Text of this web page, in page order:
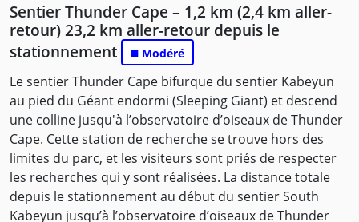
Sentier Thunder Cape – 1,2 km (2,4 km aller-
retour) 23,2 km aller-retour depuis le
stationnement
■ Modéré
Le sentier Thunder Cape bifurque du sentier Kabeyun
au pied du Géant endormi (Sleeping Giant) et descend
une colline jusqu'à l’observatoire d’oiseaux de Thunder
Cape. Cette station de recherche se trouve hors des
limites du parc, et les visiteurs sont priés de respecter
les recherches qui y sont réalisées. La distance totale
depuis le stationnement au début du sentier South
Kabeyun jusqu’à l’observatoire d’oiseaux de Thunder